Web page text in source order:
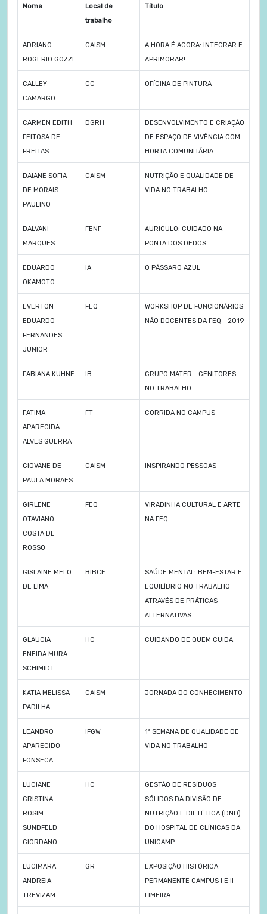
Nome
Local de
trabalho
Título
ADRIANO
ROGERIO GOZZI
CAISM
A HORA É AGORA: INTEGRAR E
APRIMORAR!
CALLEY
CAMARGO
CC OFÍCINA DE PINTURA
CARMEN EDITH
FEITOSA DE
FREITAS
DGRH
DESENVOLVIMENTO E CRIAÇÃO
DE ESPAÇO DE VIVÊNCIA COM
HORTA COMUNITÁRIA
DAIANE SOFIA
DE MORAIS
PAULINO
CAISM
NUTRIÇÃO E QUALIDADE DE
VIDA NO TRABALHO
DALVANI
MARQUES
FENF
AURICULO: CUIDADO NA
PONTA DOS DEDOS
EDUARDO
OKAMOTO
IA O PÁSSARO AZUL
EVERTON
EDUARDO
FERNANDES
JUNIOR
FEQ
WORKSHOP DE FUNCIONÁRIOS
NÃO DOCENTES DA FEQ - 2019
FABIANA KUHNE IB
GRUPO MATER - GENITORES
NO TRABALHO
FATIMA
APARECIDA
ALVES GUERRA
FT CORRIDA NO CAMPUS
GIOVANE DE
PAULA MORAES
CAISM INSPIRANDO PESSOAS
GIRLENE
OTAVIANO
COSTA DE
ROSSO
FEQ
VIRADINHA CULTURAL E ARTE
NA FEQ
GISLAINE MELO
DE LIMA
BIBCE
SAÚDE MENTAL: BEM-ESTAR E
EQUILÍBRIO NO TRABALHO
ATRAVÉS DE PRÁTICAS
ALTERNATIVAS
GLAUCIA
ENEIDA MURA
SCHIMIDT
HC CUIDANDO DE QUEM CUIDA
KATIA MELISSA
PADILHA
CAISM JORNADA DO CONHECIMENTO
LEANDRO
APARECIDO
FONSECA
IFGW
1ª SEMANA DE QUALIDADE DE
VIDA NO TRABALHO
LUCIANE
CRISTINA
ROSIM
SUNDFELD
GIORDANO
HC
GESTÃO DE RESÍDUOS
SÓLIDOS DA DIVISÃO DE
NUTRIÇÃO E DIETÉTICA (DND)
DO HOSPITAL DE CLÍNICAS DA
UNICAMP
LUCIMARA
ANDREIA
TREVIZAM
GR
EXPOSIÇÃO HISTÓRICA
PERMANENTE CAMPUS I E II
LIMEIRA